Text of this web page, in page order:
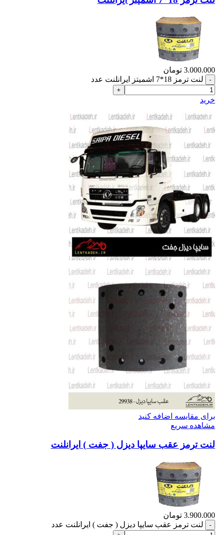
3.000.000 تومان
لنت ترمز 18*7 اشمیتز ایرانلنت عدد
خرید
برای مقایسه اضافه کنید
مشاهده سریع
لنت ترمز عقب سایپا دیزل ( جفت ) ایرانلنت
3.900.000 تومان
لنت ترمز عقب سایپا دیزل ( جفت ) ایرانلنت عدد